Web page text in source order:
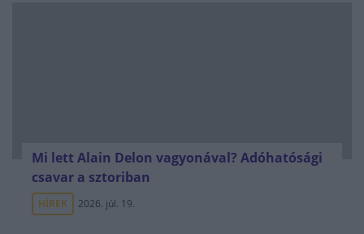
Mi lett Alain Delon vagyonával? Adóhatósági
csavar a sztoriban
HÍREK 2026. júl. 19.